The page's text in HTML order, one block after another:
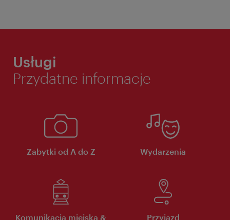
Usługi
Przydatne informacje
Zabytki od A do Z Wydarzenia
Komunikacja miejska &
Przyjazd